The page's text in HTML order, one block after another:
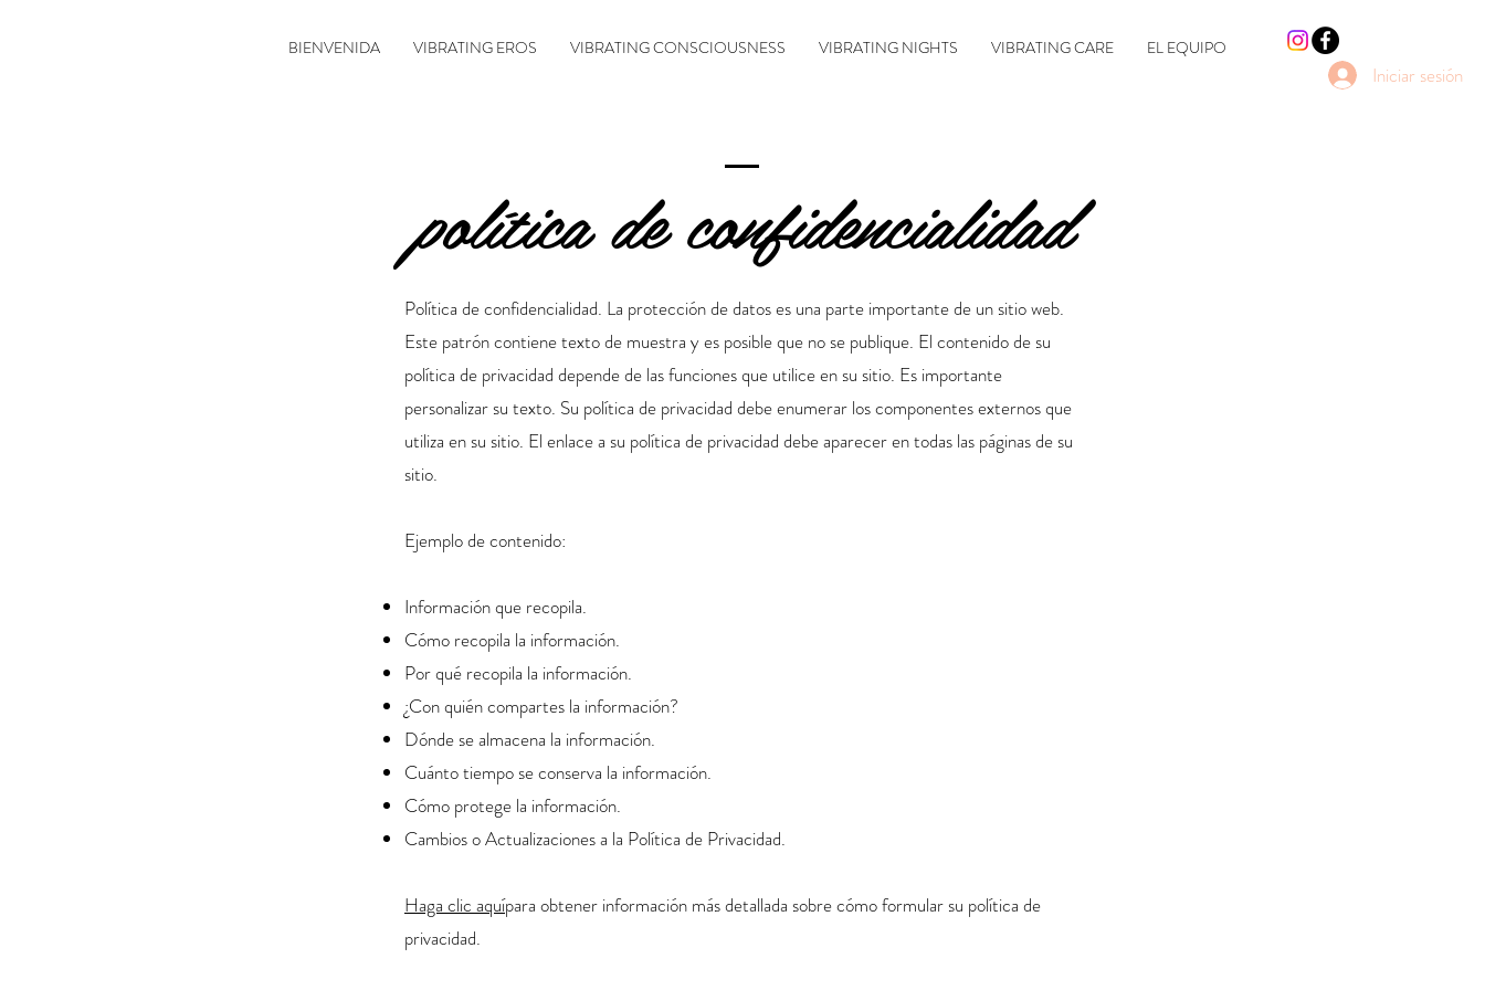
BIENVENIDA VIBRATING EROS VIBRATING CONSCIOUSNESS VIBRATING NIGHTS VIBRATING CARE EL EQUIPO
Iniciar sesión
política de confidencialidad
Política de confidencialidad. La protección de datos es una parte importante de un sitio web.
Este patrón contiene texto de muestra y es posible que no se publique. El contenido de su
política de privacidad depende de las funciones que utilice en su sitio. Es importante
personalizar su texto. Su política de privacidad debe enumerar los componentes externos que
utiliza en su sitio. El enlace a su política de privacidad debe aparecer en todas las páginas de su
sitio.
Ejemplo de contenido:
Información que recopila.
Cómo recopila la información.
Por qué recopila la información.
¿Con quién compartes la información?
Dónde se almacena la información.
Cuánto tiempo se conserva la información.
Cómo protege la información.
Cambios o Actualizaciones a la Política de Privacidad.
Haga clic aquípara obtener información más detallada sobre cómo formular su política de
privacidad.